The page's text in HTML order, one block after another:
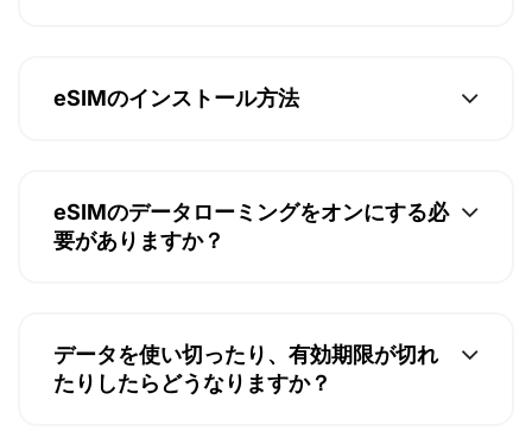
eSIMのインストール方法
eSIMのデータローミングをオンにする必
要がありますか？
データを使い切ったり、有効期限が切れ
たりしたらどうなりますか？